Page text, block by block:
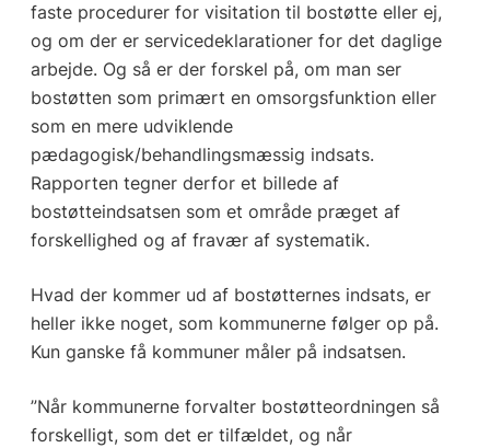
faste procedurer for visitation til bostøtte eller ej,
og om der er servicedeklarationer for det daglige
arbejde. Og så er der forskel på, om man ser
bostøtten som primært en omsorgsfunktion eller
som en mere udviklende
pædagogisk/behandlingsmæssig indsats.
Rapporten tegner derfor et billede af
bostøtteindsatsen som et område præget af
forskellighed og af fravær af systematik.
Hvad der kommer ud af bostøtternes indsats, er
heller ikke noget, som kommunerne følger op på.
Kun ganske få kommuner måler på indsatsen.
”Når kommunerne forvalter bostøtteordningen så
forskelligt, som det er tilfældet, og når